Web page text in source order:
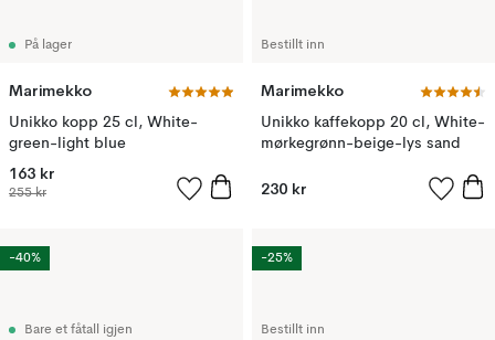
På lager
Marimekko
Unikko kopp 25 cl, White-
green-light blue
163 kr
255 kr
Bestillt inn
Marimekko
Unikko kaffekopp 20 cl, White-
mørkegrønn-beige-lys sand
230 kr
Bare et fåtall igjen
-40%
Bestillt inn
-25%